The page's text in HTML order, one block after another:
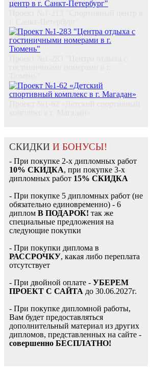
СКИДКИ И БОНУСЫ!
- При покупке 2-х дипломных работ
10% СКИДКА, при покупке 3-х
дипломных работ 15% СКИДКА
- При покупке 5 дипломных работ (не
обязательно единовременно) - 6
диплом В ПОДАРОК! так же
специальные предложения на
следующие покупки
- При покупки диплома в
РАССРОЧКУ, какая либо переплата
отсутствует
- При двойной оплате - УБЕРЕМ
ПРОЕКТ С САЙТА до 30.06.2027г.
- При покупке дипломной работы,
Вам будет предоставляться
дополнительный материал из других
дипломов, представленных на сайте -
совершенно БЕСПЛАТНО!